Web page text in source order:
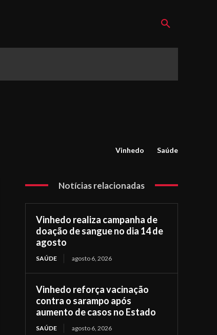
Vinhedo Saúde
Notícias relacionadas
Vinhedo realiza campanha de
doação de sangue no dia 14 de
agosto
SAÚDE agosto 6, 2026
Vinhedo reforça vacinação
contra o sarampo após
aumento de casos no Estado
SAÚDE agosto 6, 2026